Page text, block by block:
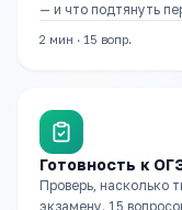
— и что подтянуть
2 мин · 15 вопр.
Готовность к
Проверь, насколько
экзамену. 15